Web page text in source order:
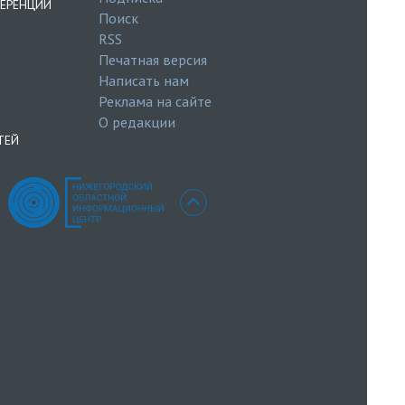
Поиск
RSS
Печатная версия
Написать нам
Реклама на сайте
О редакции